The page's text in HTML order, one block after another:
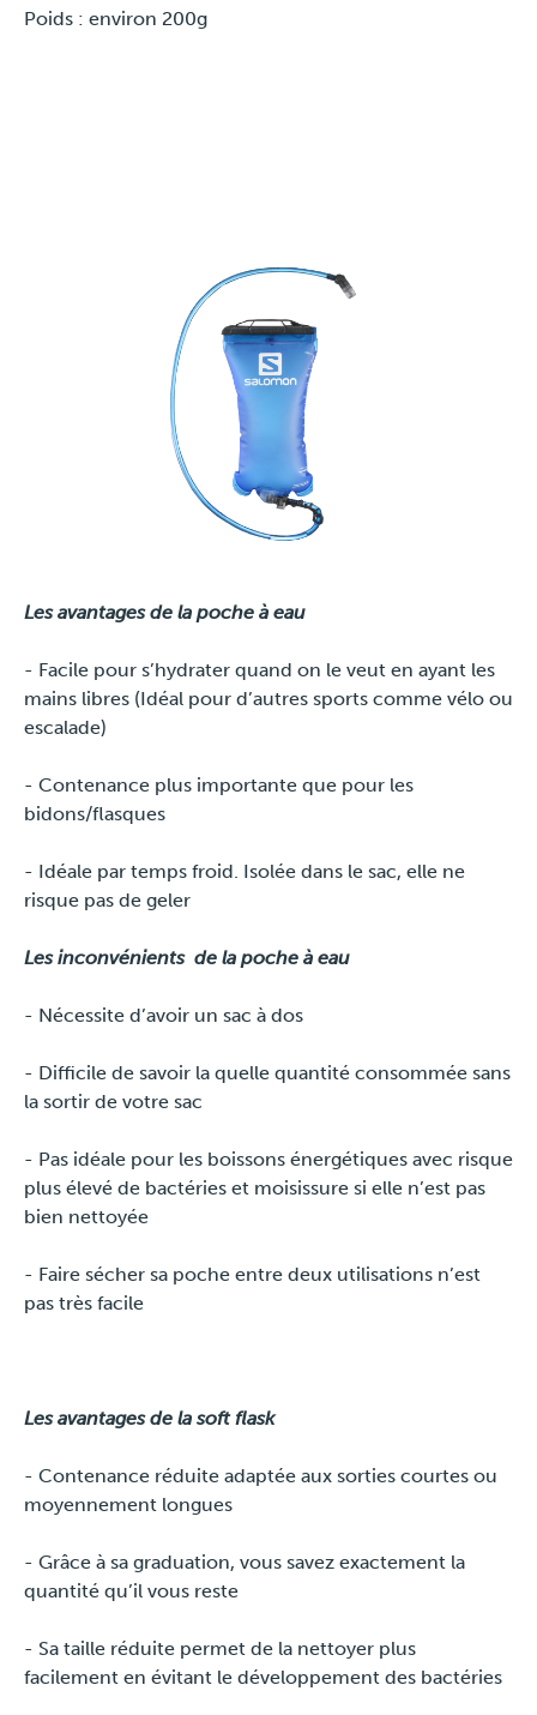
Poids : environ 200g
Les avantages de la poche à eau
- Facile pour s’hydrater quand on le veut en ayant les
mains libres (Idéal pour d’autres sports comme vélo ou
escalade)
- Contenance plus importante que pour les
bidons/flasques
- Idéale par temps froid. Isolée dans le sac, elle ne
risque pas de geler
Les inconvénients de la poche à eau
- Nécessite d’avoir un sac à dos
- Difficile de savoir la quelle quantité consommée sans
la sortir de votre sac
- Pas idéale pour les boissons énergétiques avec risque
plus élevé de bactéries et moisissure si elle n’est pas
bien nettoyée
- Faire sécher sa poche entre deux utilisations n’est
pas très facile
Les avantages de la soft flask
- Contenance réduite adaptée aux sorties courtes ou
moyennement longues
- Grâce à sa graduation, vous savez exactement la
quantité qu’il vous reste
- Sa taille réduite permet de la nettoyer plus
facilement en évitant le développement des bactéries